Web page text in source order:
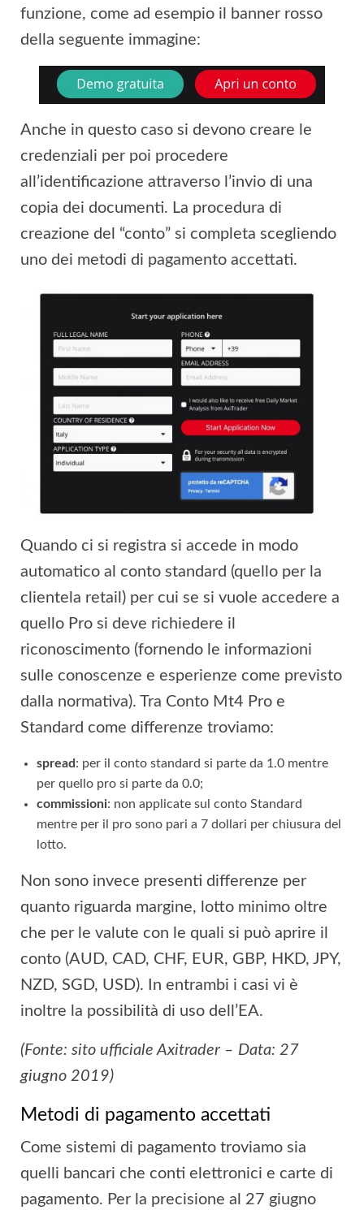
funzione, come ad esempio il banner rosso
della seguente immagine:
Anche in questo caso si devono creare le
credenziali per poi procedere
all’identificazione attraverso l’invio di una
copia dei documenti. La procedura di
creazione del “conto” si completa scegliendo
uno dei metodi di pagamento accettati.
Quando ci si registra si accede in modo
automatico al conto standard (quello per la
clientela retail) per cui se si vuole accedere a
quello Pro si deve richiedere il
riconoscimento (fornendo le informazioni
sulle conoscenze e esperienze come previsto
dalla normativa). Tra Conto Mt4 Pro e
Standard come differenze troviamo:
spread: per il conto standard si parte da 1.0 mentre
per quello pro si parte da 0.0;
commissioni: non applicate sul conto Standard
mentre per il pro sono pari a 7 dollari per chiusura del
lotto.
Non sono invece presenti differenze per
quanto riguarda margine, lotto minimo oltre
che per le valute con le quali si può aprire il
conto (AUD, CAD, CHF, EUR, GBP, HKD, JPY,
NZD, SGD, USD). In entrambi i casi vi è
inoltre la possibilità di uso dell’EA.
(Fonte: sito ufficiale Axitrader – Data: 27
giugno 2019)
Metodi di pagamento accettati
Come sistemi di pagamento troviamo sia
quelli bancari che conti elettronici e carte di
pagamento. Per la precisione al 27 giugno